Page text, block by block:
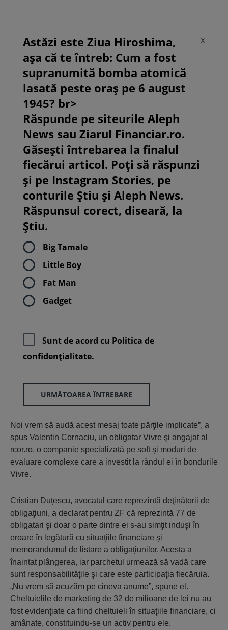
X
Astăzi este Ziua Hiroshima,
așa că te întreb: Cum a fost
supranumită bomba atomică
lasată peste oraș pe 6 august
1945? br>
Răspunde pe siteurile Aleph
News sau Ziarul Financiar.ro.
Găsești întrebarea la finalul
fiecărui articol. Poți să răspunzi
și pe Instagram Stories, pe
conturile Știu și Aleph News.
Răspunsul corect, diseară, la
Știu.
Big Tamale
Little Boy
Fat Man
Gadget
Sunt de acord cu Politica de
confidenţialitate.
URMĂTOAREA ÎNTREBARE
Noi vrem să audă acest mesaj toate părţile implicate”, a
spus Valentin Cornaciu, un obligatar Vivre şi angajat al
rcor.ro, o companie specializată pe soft şi moduri de
evaluare complexe care a investit la rândul ei în bondurile
Vivre.
Cristian Duţescu, avocatul care reprezintă deţinătorii de
obligaţiuni, a declarat pentru ZF că reprezintă 77 de
obligatari şi doar o parte dintre ei s-au simţit induşi în
eroare în legătură cu situaţiile financiare şi
memorandumul de listare a obligaţiunilor. Acesta a
înaintat plângerea, iar parchetul urmează să vadă care
sunt responsabilităţile şi care este participaţia fiecăruia.
„Nu vrem să acuzăm pe cineva anume”, spune el.
Cheltuielile de marketing de 32 de milioane de lei nu au
fost evidenţiate ca fiind cheltuieli în situaţiile financiare, ci
amânate, constituindu-se un activ pentru ele.